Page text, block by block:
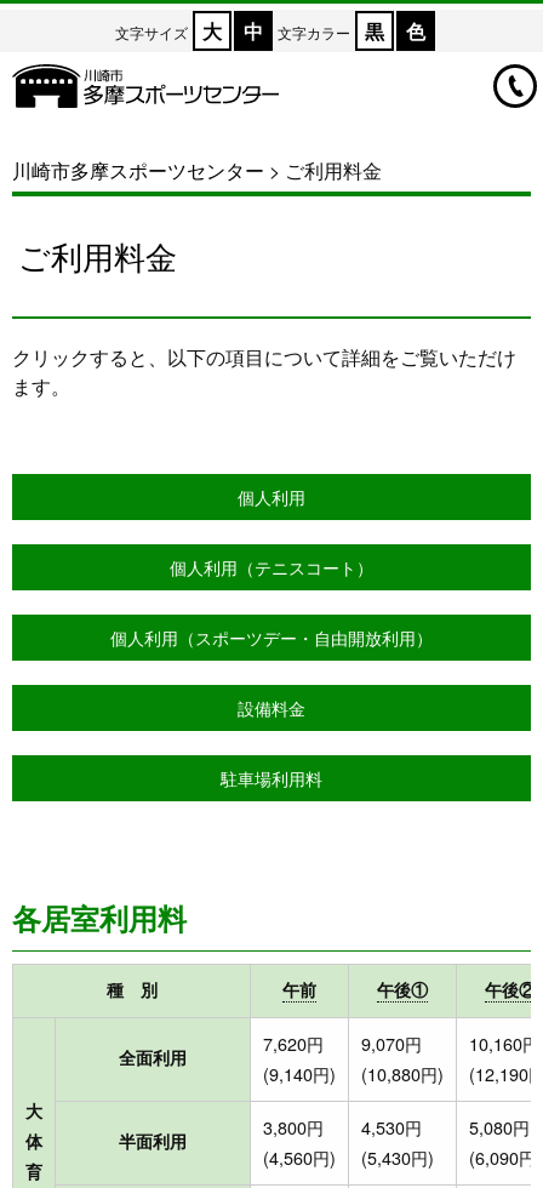
文字サイズ 大 中 文字カラー 黒 色
川崎市多摩スポーツセンター > ご利用料金
ご利用料金
クリックすると、以下の項目について詳細をご覧いただけ
ます。
個人利用
個人利用（テニスコート）
個人利用（スポーツデー・自由開放利用）
設備料金
駐車場利用料
各居室利用料
種 別 午前 午後① 午後②
大
体
育
全面利用
7,620円
(9,140円)
9,070円
(10,880円)
10,160円
(12,190
半面利用
3,800円
(4,560円)
4,530円
(5,430円)
5,080円
(6,090円)